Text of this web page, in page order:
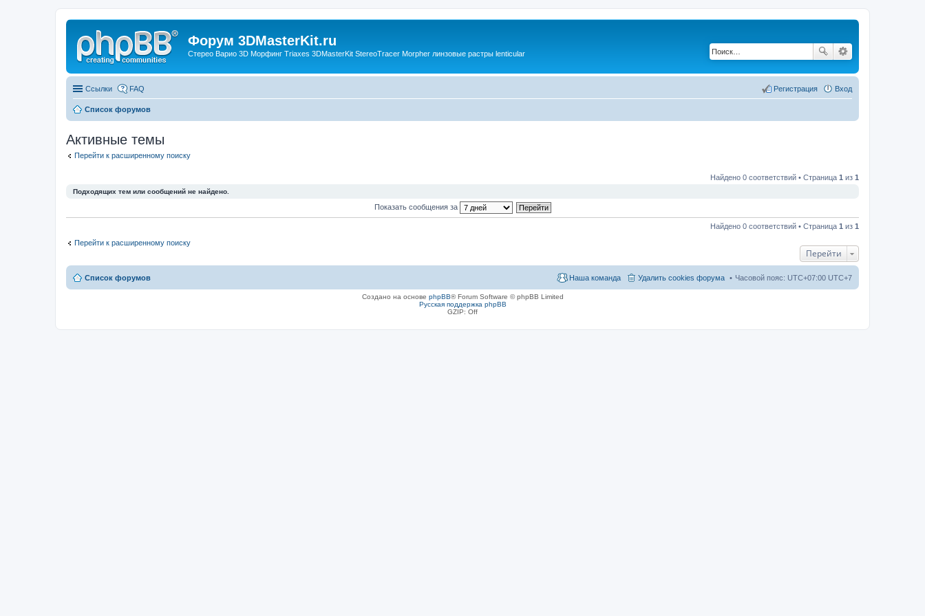
Форум 3DMasterKit.ru
Стерео Варио 3D Морфинг Triaxes 3DMasterKit StereoTracer Morpher линзовые растры lenticular
Ссылки FAQ Вход
Регистрация
Список форумов
Активные темы
Перейти к расширенному поиску
Найдено 0 соответствий • Страница 1 из 1
Подходящих тем или сообщений не найдено.
Показать сообщения за
Найдено 0 соответствий • Страница 1 из 1
Перейти к расширенному поиску
Перейти
Список форумов Часовой пояс: UTC+07:00 UTC+7
Удалить cookies форума
Наша команда
Создано на основе phpBB® Forum Software © phpBB Limited
Русская поддержка phpBB
GZIP: Off